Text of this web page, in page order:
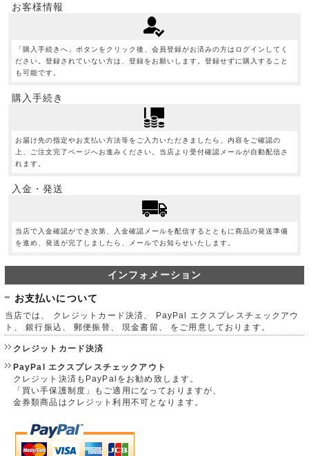
お客様情報
「購入手続きへ」ボタンをクリック後、会員登録がお済みの方はログインしてく
ださい。登録されていない方は、登録をお願いします。登録せずに購入すること
も可能です。
購入手続き
お届け先の指定やお支払い方法等をご入力いただきましたら、内容をご確認の
上、ご注文完了ページへお進みください。当店より受付確認メールが自動配信さ
れます。
入金・発送
当店で入金確認ができ次第、入金確認メールを配信するとともに商品の発送準備
を進め、発送が完了しましたら、メールでお知らせいたします。
インフォメーション
お支払いについて
当店では、 クレジットカード決済、 PayPal エクスプレスチェックアウ
ト、 銀行振込、 郵便振替、 現金書留、 をご用意しております。
クレジットカード決済
PayPal エクスプレスチェックアウト
クレジット決済もPayPalをお勧め致します。
「買い手保護制度」もご適用になっておりますが、
金券類商品はクレジット利用不可となります。